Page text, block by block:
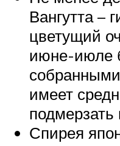
Вангутта –
цветущий
июне-июле
имеет
Спирея